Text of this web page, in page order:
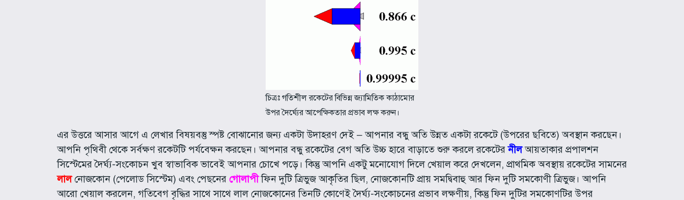
চিত্রঃ গতিশীল রকেটের বিভিন্ন জ্যামিতিক কাঠামোর
উপর দৈর্ঘ্যের আপেক্ষিকতার প্রভাব লক্ষ করুন।
এর উত্তরে আসার আগে এ লেখার বিষয়বস্তু স্পষ্ট বোঝানোর জন্য একটা উদাহরণ দেই – আপনার বন্ধু অতি উন্নত একটা রকেটে (উপরের ছবিতে) অবস্থান করছেন।
আপনি পৃথিবী থেকে সর্বক্ষণ রকেটটি পর্যবেক্ষন করছেন। আপনার বন্ধু রকেটের বেগ অতি উচ্চ হারে বাড়াতে শুরু করলে রকেটের নীল আয়তাকার প্রপালশন
সিস্টেমের দৈর্ঘ্য-সংকোচন খুব স্বাভাবিক ভাবেই আপনার চোখে পড়ে। কিন্তু আপনি একটু মনোযোগ দিলে খেয়াল করে দেখলেন, প্রাথমিক অবস্থায় রকেটের সামনের
লাল নোজকোন (পেলোড সিস্টেম) এবং পেছনের গোলাপীফিন দুটি ত্রিভুজ আকৃতির ছিল, নোজকোনটি প্রায় সমদ্বিবাহু আর ফিন দুটি সমকোণী ত্রিভুজ। আপনি
আরো খেয়াল করলেন, গতিবেগ বৃদ্ধির সাথে সাথে লাল নোজকোনের তিনটি কোণেই দৈর্ঘ্য-সংকোচনের প্রভাব লক্ষণীয়, কিন্তু ফিন দুটির সমকোণটির উপর